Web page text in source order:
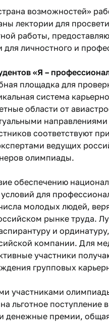
возможностей»
лектории для
работы,
личностного и
«Я –
площадка для
система
области от
соответствуют
ведущих
олимпиады.
обеспечению
для
молодых людей,
рынке труда.
и
компании. Для
участники
групповых
участниками
льготное поступление
денежные премии,